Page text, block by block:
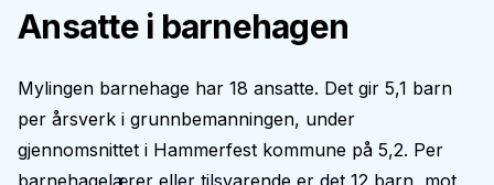
Ansatte i barnehagen
Mylingen barnehage har 18 ansatte. Det gir 5,1 barn
per årsverk i grunnbemanningen, under
gjennomsnittet i Hammerfest kommune på 5,2. Per
barnehagelærer eller tilsvarende er det 12 barn, mot